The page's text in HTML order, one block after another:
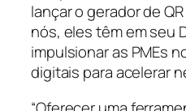
lançar o gerador de
nós, eles têm em seu
impulsionar as PMEs
digitais para acelerar